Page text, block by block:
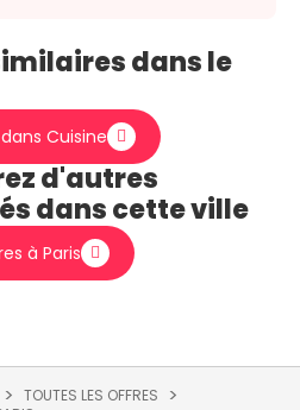
dans le
Cuisine
d'autres
dans cette ville
à Paris
TOUTES LES OFFRES